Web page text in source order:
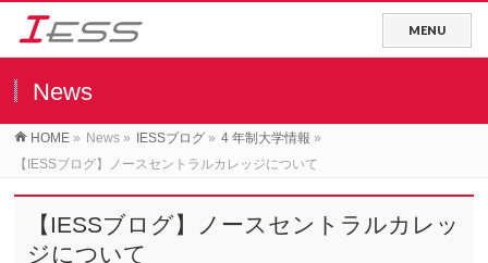
News
HOME » News » IESSブログ » 4 年制大学情報 »
【IESSブログ】ノースセントラルカレッジについて
【IESSブログ】ノースセントラルカレッ
ジについて